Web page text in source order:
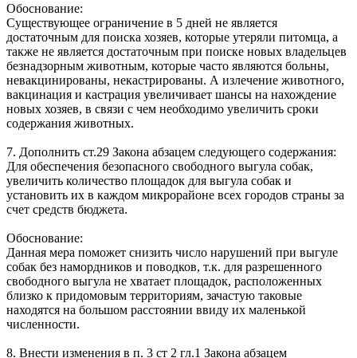
Обоснование:
Существующее ограничение в 5 дней не является
достаточным для поиска хозяев, которые утеряли питомца, а
также не является достаточным при поиске новых владельцев
безнадзорным животным, которые часто являются больны,
невакцинированы, некастрированы. А излечение животного,
вакцинация и кастрация увеличивает шансы на нахождение
новых хозяев, в связи с чем необходимо увеличить сроки
содержания животных.
7. Дополнить ст.29 Закона абзацем следующего содержания:
Для обеспечения безопасного свободного выгула собак,
увеличить количество площадок для выгула собак и
установить их в каждом микрорайоне всех городов страны за
счет средств бюджета.
Обоснование:
Данная мера поможет снизить число нарушений при выгуле
собак без намордников и поводков, т.к. для разрешенного
свободного выгула не хватает площадок, расположенных
близко к придомовым территориям, зачастую таковые
находятся на большом расстоянии ввиду их маленькой
численности.
8. Внести изменения в п. 3 ст 2 гл.1 Закона абзацем